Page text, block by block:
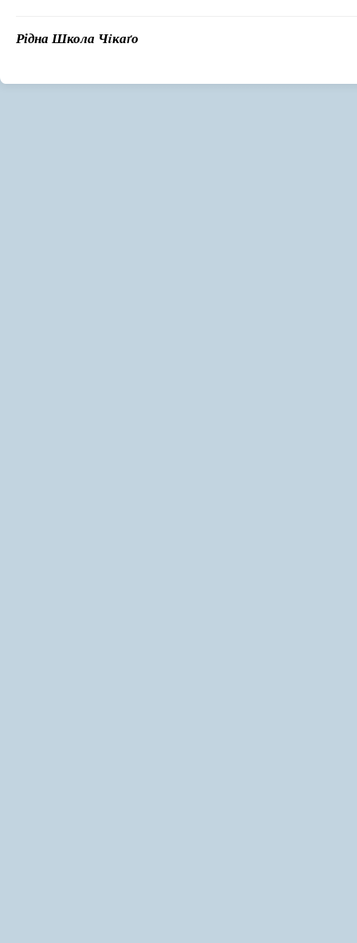
Рідна Школа Чiкаґо